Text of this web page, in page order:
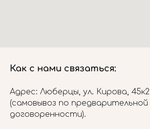
Как с нами связаться:
Адрес: Люберцы, ул. Кирова, 45к2
(самовывоз по предварительной
договоренности).